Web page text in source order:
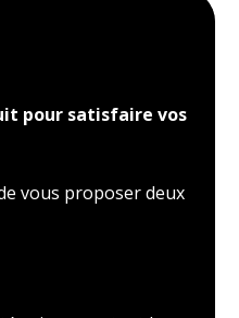
pour satisfaire vos
vous proposer deux